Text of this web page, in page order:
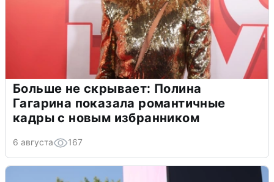
Больше не скрывает: Полина
Гагарина показала романтичные
кадры с новым избранником
6 августа 167